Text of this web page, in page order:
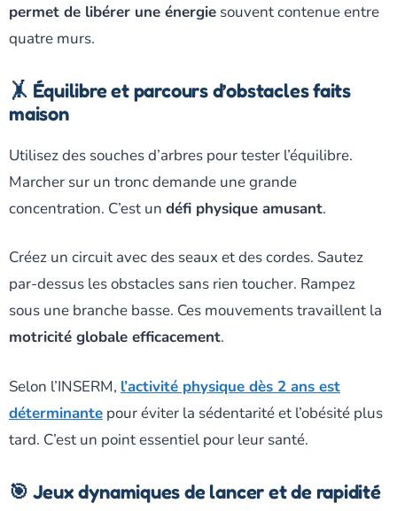
permet de libérer une énergie souvent contenue entre
quatre murs.
🤸 Équilibre et parcours d’obstacles faits
maison
Utilisez des souches d’arbres pour tester l’équilibre.
Marcher sur un tronc demande une grande
concentration. C’est un défi physique amusant.
Créez un circuit avec des seaux et des cordes. Sautez
par-dessus les obstacles sans rien toucher. Rampez
sous une branche basse. Ces mouvements travaillent la
motricité globale efficacement.
Selon l’INSERM, l’activité physique dès 2 ans est
déterminante pour éviter la sédentarité et l’obésité plus
tard. C’est un point essentiel pour leur santé.
🎯 Jeux dynamiques de lancer et de rapidité